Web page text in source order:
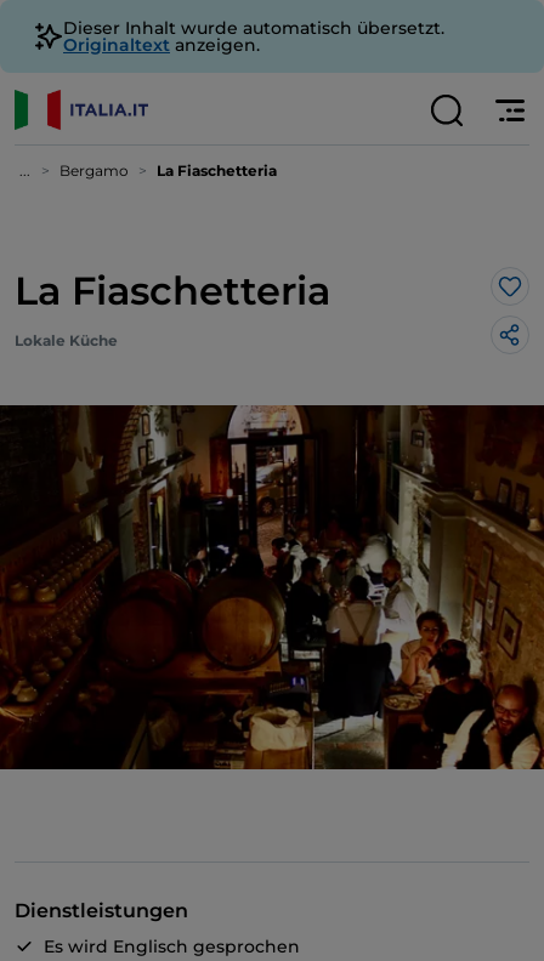
Dieser Inhalt wurde automatisch übersetzt.
Originaltext anzeigen.
... Bergamo La Fiaschetteria
La Fiaschetteria
Lokale Küche
Dienstleistungen
Es wird Englisch gesprochen